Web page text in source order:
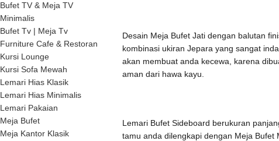
Bufet TV & Meja TV
Minimalis
Bufet Tv | Meja Tv
Furniture Cafe & Restoran
Kursi Lounge
Kursi Sofa Mewah
Lemari Hias Klasik
Lemari Hias Minimalis
Lemari Pakaian
Meja Bufet
Meja Kantor Klasik
Desain Meja Bufet Jati dengan balutan
kombinasi ukiran Jepara yang sangat
akan membuat anda kecewa, karena
aman dari hawa kayu.
Lemari Bufet Sideboard berukuran
tamu anda dilengkapi dengan Meja